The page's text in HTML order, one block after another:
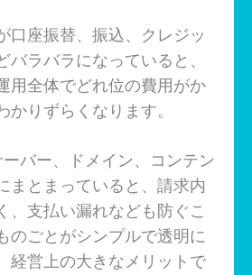
口座振替、振込、クレジッ
バラバラになっていると、
用全体でどれ位の費用がか
かりずらくなります。
バー、ドメイン、コンテン
まとまっていると、請求内
、支払い漏れなども防ぐこ
のごとがシンプルで透明に
経営上の大きなメリットで